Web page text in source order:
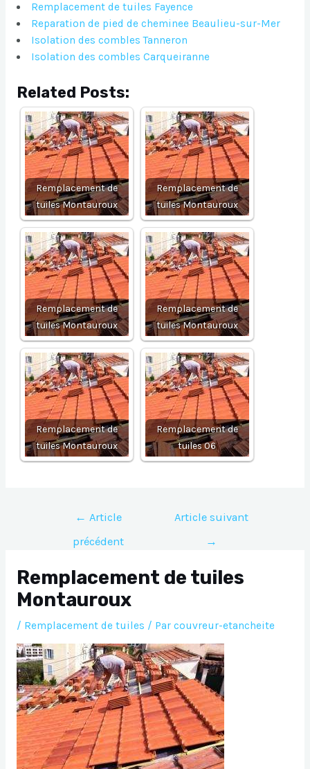
Remplacement de tuiles Fayence
Reparation de pied de cheminee Beaulieu-sur-Mer
Isolation des combles Tanneron
Isolation des combles Carqueiranne
Related Posts:
Remplacement de
tuiles Montauroux
Remplacement de
tuiles Montauroux
Remplacement de
tuiles Montauroux
Remplacement de
tuiles Montauroux
Remplacement de
tuiles Montauroux
Remplacement de
tuiles 06
Navigation
l’article
← Article
précédent
Article suivant
→
Remplacement de tuiles
Montauroux
/ Remplacement de tuiles / Par couvreur-etancheite